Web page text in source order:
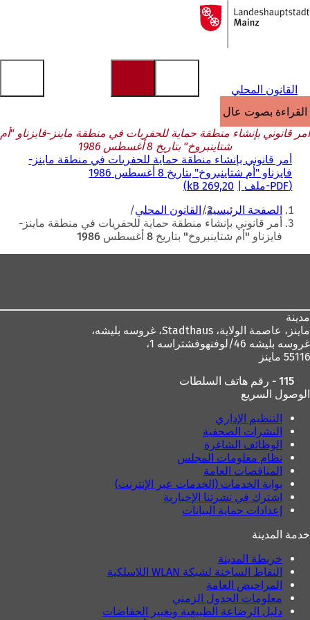
الانتقال إلى المحتوى
إلى
الصفحة
القانون المحلي
القراءة بصوت عالٍ
أمر قانوني بإنشاء منطقة حماية للحفريات في منطقة ماينز-فايزناو "أم
شتاينبروخ" بتاريخ 8 أغسطس 1986
أمر قانوني بإنشاء منطقة حماية للحفريات في منطقة ماينز-
فايزناو "أم شتاينبروخ" بتاريخ 8 أغسطس 1986
PDF-ملف 269,20 kB
أنت
هنا
الصفحة الرئيسية القانون المحلي
أمر قانوني بإنشاء منطقة حماية للحفريات في منطقة ماينز-
فايزناو "أم شتاينبروخ" بتاريخ 8 أغسطس 1986
مدينة
ماينز، عاصمة الولاية،
غروسه بليشه 46/لوفنهوفشتراسه 1،
55116 ماينز
115 - رقم هاتف السلطات
الوصول السريع
التنظيم الإداري
النشرات الصحفية
الوظائف الشاغرة
نظام معلومات المجلس
المناقصات العامة
بوابة الخدمات (الخدمات عبر الإنترنت)
اشترك في نشرتنا الإخبارية
إعدادات حماية البيانات
خدمة المدينة
خريطة المدينة
النقاط الساخنة لشبكة WLAN اللاسلكية
المراحيض العامة
معلومات الجدول الزمني
دليل الرضاعة الطبيعية وتغيير الحفاضات